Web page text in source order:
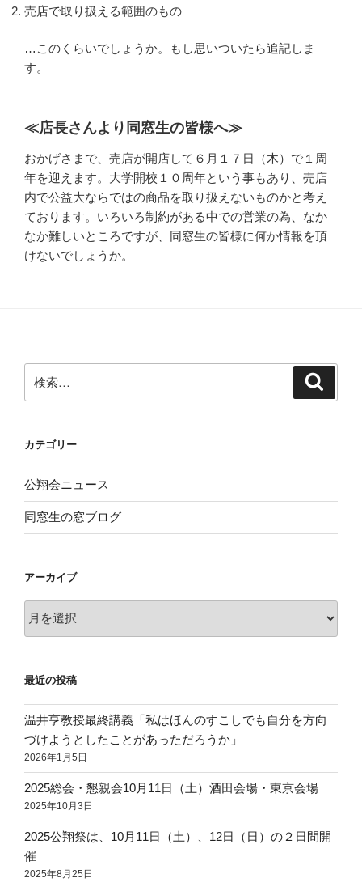
売店で取り扱える範囲のもの
…このくらいでしょうか。もし思いついたら追記しま
す。
≪店長さんより同窓生の皆様へ≫
おかげさまで、売店が開店して６月１７日（木）で１周
年を迎えます。大学開校１０周年という事もあり、売店
内で公益大ならではの商品を取り扱えないものかと考え
ております。いろいろ制約がある中での営業の為、なか
なか難しいところですが、同窓生の皆様に何か情報を頂
けないでしょうか。
索:
カテゴリー
公翔会ニュース
同窓生の窓ブログ
アーカイブ
ー
ブ
最近の投稿
温井亨教授最終講義「私はほんのすこしでも自分を方向
づけようとしたことがあっただろうか」
2026年1月5日
2025総会・懇親会10月11日（土）酒田会場・東京会場
2025年10月3日
2025公翔祭は、10月11日（土）、12日（日）の２日間開
催
2025年8月25日